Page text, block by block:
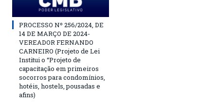
PROCESSO Nº 256/2024, DE
14 DE MARÇO DE 2024-
VEREADOR FERNANDO
CARNEIRO (Projeto de Lei
Institui o “Projeto de
capacitação em primeiros
socorros para condomínios,
hotéis, hostels, pousadas e
afins)